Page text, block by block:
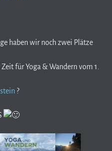
haben wir noch zwei Plätze
für Yoga & Wandern vom 1.
?